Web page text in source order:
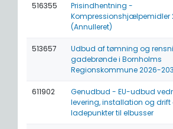
516355
Prisindhentning -
Kompressionshjælpemidler
(Annulleret)
513657
Udbud af tømning og
gadebrønde i Bornholms
Regionskommune 2026-
611902
Genudbud - EU-udbud
levering, installation og drift
ladepunkter til elbusser